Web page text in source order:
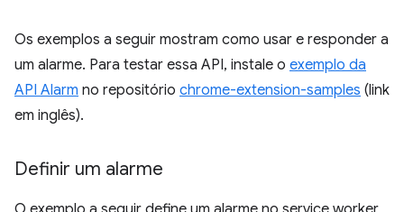
Os exemplos a seguir mostram como usar e responder a
um alarme. Para testar essa API, instale o exemplo da
API Alarm no repositório chrome-extension-samples (link
em inglês).
Definir um alarme